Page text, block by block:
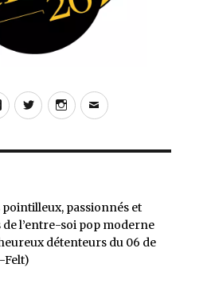
FacebookTwitterInstagram
E-
passionnés et
l’entre-soi pop moderne
détenteurs du 06 de
Felt)